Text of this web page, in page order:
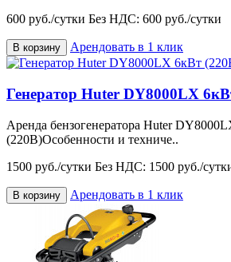
600 руб./сутки Без НДС: 600 руб./сутки
В корзину Арендовать в 1 клик
Генератор Huter DY8000LX
Аренда бензогенератора Huter
(220В)Особенности и техниче..
1500 руб./сутки Без НДС: 1500 руб./
В корзину Арендовать в 1 клик